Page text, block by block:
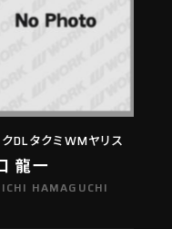
DLタクミWMヤリス
龍一
HAMAGUCHI